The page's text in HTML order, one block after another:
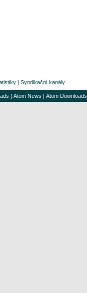
| Syndikační kanály
| Atom News | Atom Downloads